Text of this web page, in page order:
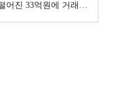
원에 거래 [일일 하락가]